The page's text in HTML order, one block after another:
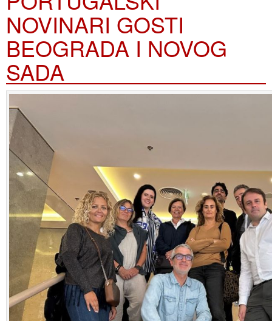
NOVINARI GOSTI
BEOGRADA I NOVOG
SADA